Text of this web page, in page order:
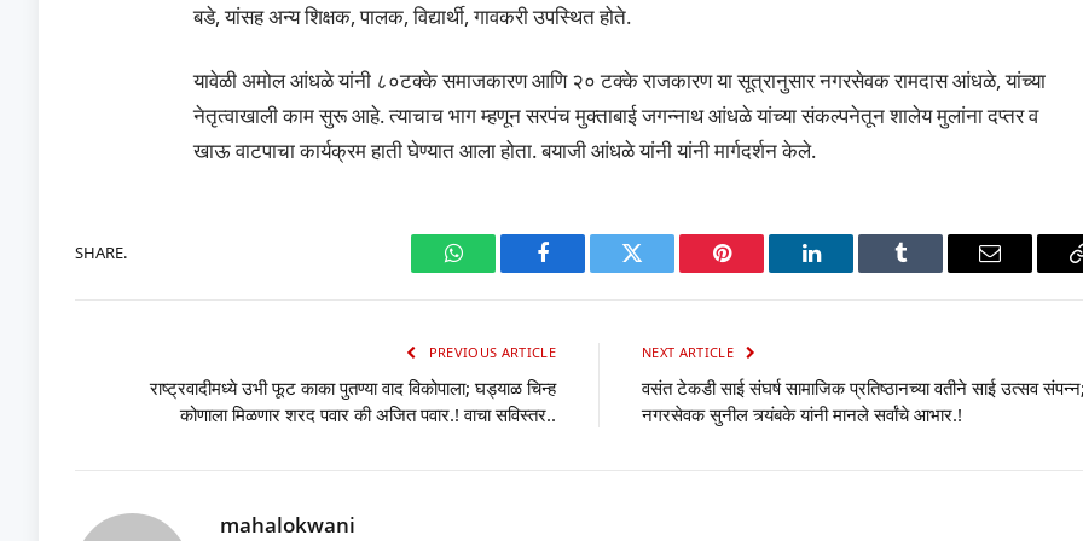
बडे, यांसह अन्य शिक्षक, पालक, विद्यार्थी, गावकरी उपस्थित होते.
यावेळी अमोल आंधळे यांनी ८०टक्के समाजकारण आणि २० टक्के राजकारण या सूत्रानुसार नगरसेवक रामदास आंधळे, यांच्या
नेतृत्वाखाली काम सुरू आहे. त्याचाच भाग म्हणून सरपंच मुक्ताबाई जगन्नाथ आंधळे यांच्या संकल्पनेतून शालेय मुलांना दप्तर व
खाऊ वाटपाचा कार्यक्रम हाती घेण्यात आला होता. बयाजी आंधळे यांनी यांनी मार्गदर्शन केले.
SHARE.
WhatsAppFacebook Twitter Pinterest LinkedIn Tumblr Email
PREVIOUS ARTICLE
राष्ट्रवादीमध्ये उभी फूट काका पुतण्या वाद विकोपाला; घड्याळ चिन्ह
कोणाला मिळणार शरद पवार की अजित पवार.! वाचा सविस्तर..
NEXT ARTICLE
वसंत टेकडी साई संघर्ष सामाजिक प्रतिष्ठानच्या वतीने साई उत्सव संपन्न;
नगरसेवक सुनील त्र्यंबके यांनी मानले सर्वांचे आभार.!
mahalokwani